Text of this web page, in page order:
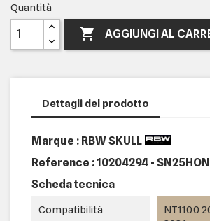
Quantità
 AGGIUNGI AL
Dettagli del prodotto
Marque : RBW SKULL
Reference :10204294 -
Scheda tecnica
Compatibilità
NT1100